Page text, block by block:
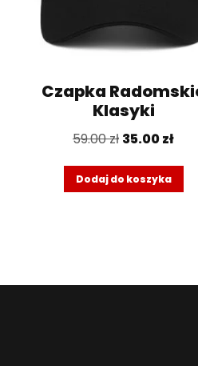
Czapka
Klasyki
59.00zł 35.00zł
Dodaj do koszyka